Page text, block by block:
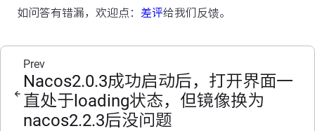
如问答有错漏，欢迎点： 差评给我们反馈。
Prev
Nacos2.0.3成功启动后，打开界面一
直处于loading状态，但镜像换为
nacos2.2.3后没问题